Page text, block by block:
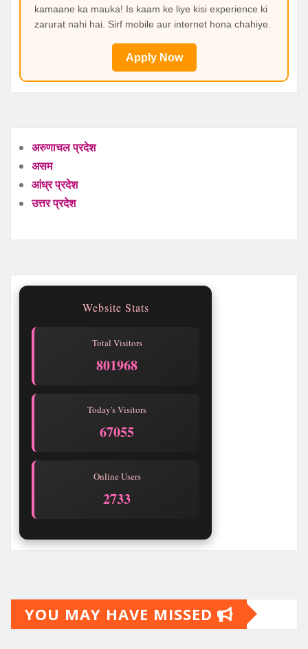
kamaane ka mauka! Is kaam ke liye kisi experience ki
zarurat nahi hai. Sirf mobile aur internet hona chahiye.
Apply Now
अरुणाचल प्रदेश
असम
आंध्र प्रदेश
उत्तर प्रदेश
Website Stats
Total Visitors
801968
Today's Visitors
67055
Online Users
2733
YOU MAY HAVE MISSED